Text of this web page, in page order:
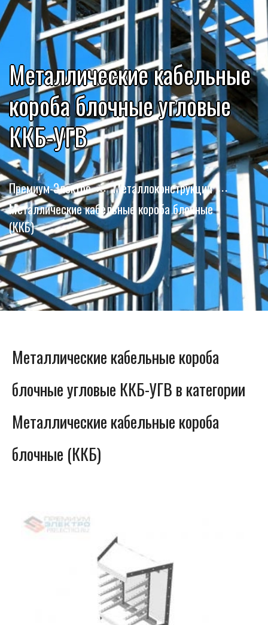
Металлические кабельные
короба блочные угловые
ККБ-УГВ
Премиум-Электро
Металлоконструкции
Металлические кабельные короба блочные
(ККБ)
Металлические кабельные короба
блочные угловые ККБ-УГВ в категории
Металлические кабельные короба
блочные (ККБ)